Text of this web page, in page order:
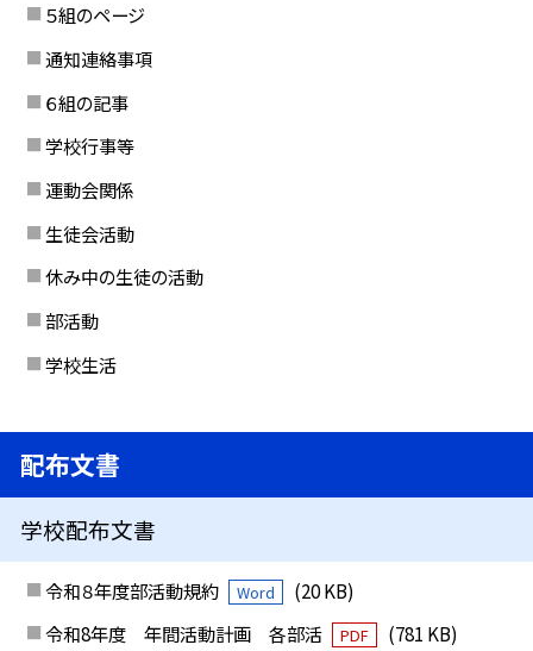
５組のページ
通知連絡事項
６組の記事
学校行事等
運動会関係
生徒会活動
休み中の生徒の活動
部活動
学校生活
配布文書
学校配布文書
令和８年度部活動規約 Word
(20 KB)
令和8年度 年間活動計画 各部活
PDF (781 KB)